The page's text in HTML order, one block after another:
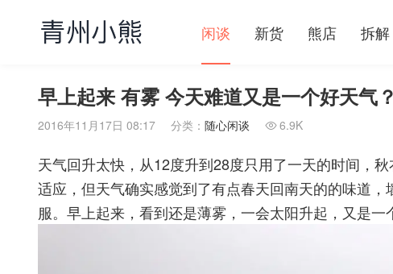
闲谈 新货 熊店 拆解
早上起来 有雾 今天难道又是一个好天气？
2016年11月17日 08:17 分类： 随心闲谈  6.9K
天气回升太快，从12度升到28度只用了一天的时间，
适应，但天气确实感觉到了有点春天回南天的的味道
服。早上起来，看到还是薄雾，一会太阳升起，又是一